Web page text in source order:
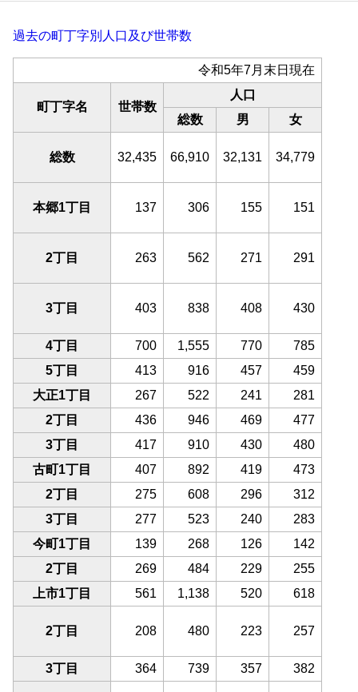
過去の町丁字別人口及び世帯数
令和5年7月末日現在
町丁字名 世帯数
人口
総数
男 女
総数 32,435 66,910 32,131 34,779
本郷1丁目 137 306 155 151
2丁目 263 562 271 291
3丁目 403 838 408 430
4丁目 700 1,555 770
785
5丁目
413 916 457
459
大正1丁目
267 522 241
281
2丁目
436 946 469
477
3丁目
417 910 430
480
古町1丁目
407 892 419
473
2丁目
275 608 296
312
3丁目
277 523 240
283
今町1丁目
139 268 126
142
2丁目
269 484 229
255
上市1丁目
561 1,138 520 618
2丁目 208 480 223 257
3丁目 364 739 357 382